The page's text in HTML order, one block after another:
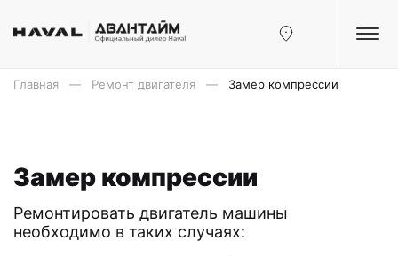
Главная Ремонт двигателя Замер компрессии
Замер компрессии
Ремонтировать двигатель машины
необходимо в таких случаях: